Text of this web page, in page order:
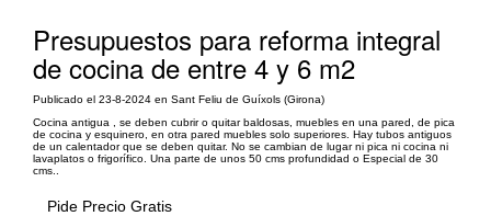
Presupuestos para reforma integral
de cocina de entre 4 y 6 m2
Publicado el 23-8-2024 en Sant Feliu de Guíxols (Girona)
Cocina antigua , se deben cubrir o quitar baldosas, muebles en una pared, de pica
de cocina y esquinero, en otra pared muebles solo superiores. Hay tubos antiguos
de un calentador que se deben quitar. No se cambian de lugar ni pica ni cocina ni
lavaplatos o frigorífico. Una parte de unos 50 cms profundidad o Especial de 30
cms..
Pide Precio Gratis